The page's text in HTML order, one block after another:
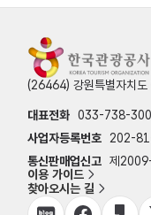
(26464) 강원특별자치도
대표전화 033-738-
사업자등록번호
202-
통신판매업신고 제
이용 가이드
찾아오시는 길